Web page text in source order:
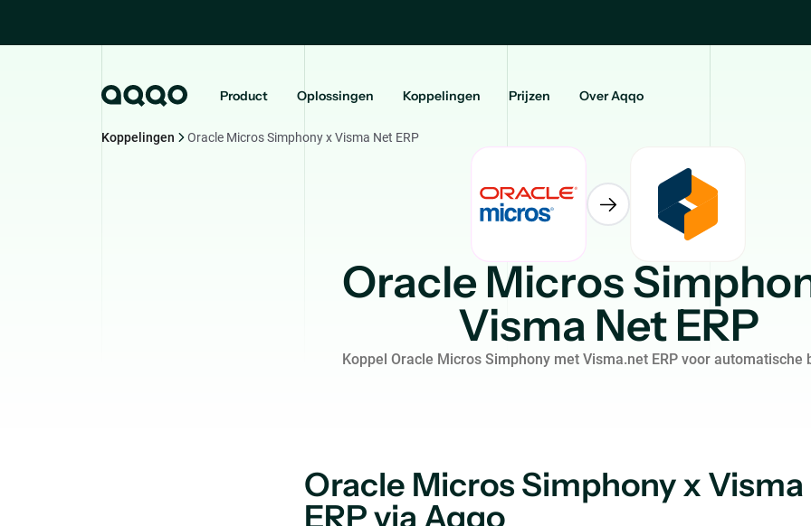
Product Oplossingen Koppelingen Prijzen Over Aqqo
Koppelingen Oracle Micros Simphony x Visma Net ERP
Oracle Micros
Visma Net ERP
Koppel Oracle Micros Simphony met Visma.net ERP voor automatische
Oracle Micros Simphony x